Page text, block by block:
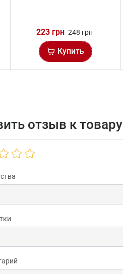
223 грн 248 грн
Купить
отзыв к товару